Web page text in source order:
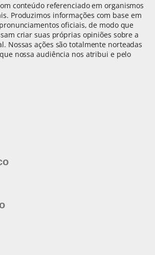
conteúdo referenciado em organismos
Produzimos informações com base em
oficiais, de modo que
criar suas próprias opiniões sobre a
Nossas ações são totalmente norteadas
nossa audiência nos atribui e pelo